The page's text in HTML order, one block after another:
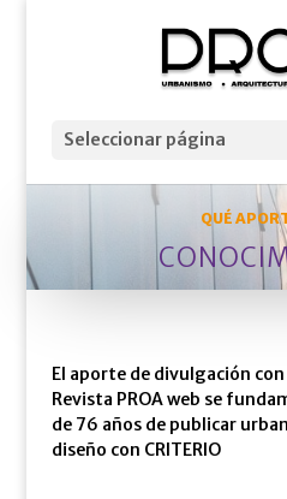
Seleccionar página
QUÉ
El aporte de divulgación con
Revista PROA web se
de 76 años de publicar
diseño con CRITERIO